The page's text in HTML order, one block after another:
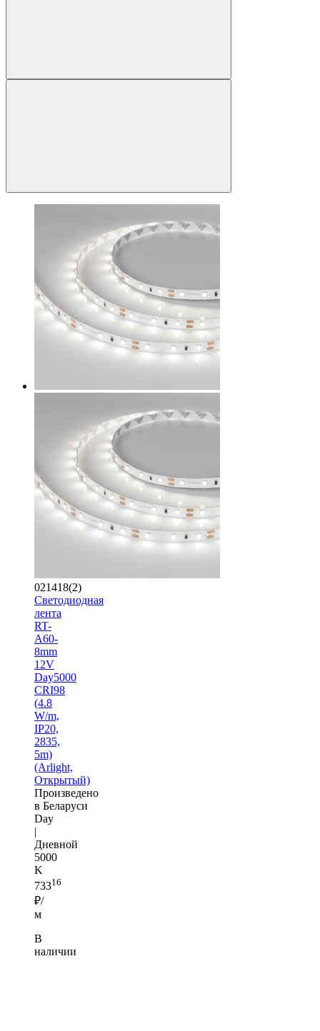
021418(2)
Светодиодная
лента
RT-
A60-
8mm
12V
Day5000
CRI98
(4.8
W/m,
IP20,
2835,
5m)
(Arlight,
Открытый)
Произведено
в Беларуси
Day
|
Дневной
5000
K
73316
₽/
м
В
наличии